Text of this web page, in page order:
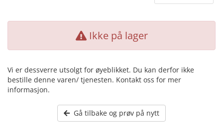
Ikke på lager
Vi er dessverre utsolgt for øyeblikket. Du kan derfor ikke
bestille denne varen/ tjenesten. Kontakt oss for mer
informasjon.
Gå tilbake og prøv på nytt